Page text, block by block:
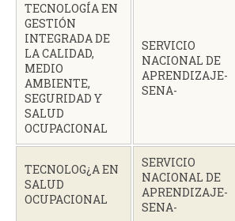
TECNOLOGÍA EN
GESTIÓN
INTEGRADA DE
LA CALIDAD,
MEDIO
AMBIENTE,
SEGURIDAD Y
SALUD
OCUPACIONAL
SERVICIO
NACIONAL DE
APRENDIZAJE-
SENA-
TECNOLOG¿A EN
SALUD
OCUPACIONAL
SERVICIO
NACIONAL DE
APRENDIZAJE-
SENA-